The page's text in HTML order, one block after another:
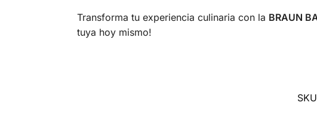
Transforma tu experiencia culinaria con la BRAUN
tuya hoy mismo!